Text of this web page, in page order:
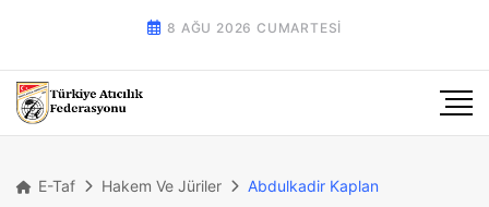
8 AĞU 2026 CUMARTESI
E-Taf Hakem Ve Jüriler Abdulkadir Kaplan